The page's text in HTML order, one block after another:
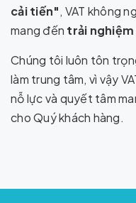
cải tiến", VAT không
mang đến trải
Chúng tôi luôn tôn
làm trung tâm, vì vậy
nỗ lực và quyết tâm
cho Quý khách hàng.